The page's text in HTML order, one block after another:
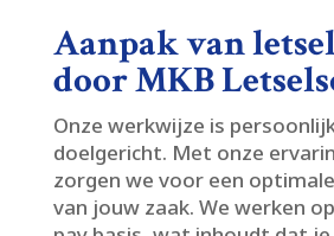
Aanpak van
door MKB
Onze werkwijze is
doelgericht.​ Met onze
zorgen we voor een
van jouw zaak.​ We werken